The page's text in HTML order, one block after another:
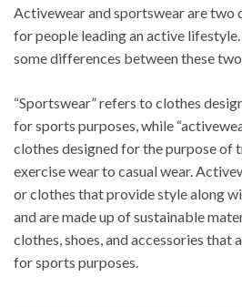
Mode
Echarpes / Pareos
Blouses et jupes
Sacs en Kantha
Pochettes ordinateur
Trousses de toilette
Objets déco
Activewear and sportswear are
for people leading an active
some differences between these
“Sportswear” refers to clothes
for sports purposes, while
clothes designed for the purpose of
exercise wear to casual wear.
or clothes that provide style along
and are made up of sustainable
clothes, shoes, and accessories that
for sports purposes.